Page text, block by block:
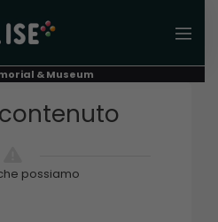
& Museum
possiamo